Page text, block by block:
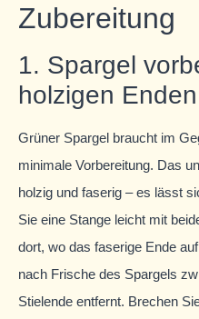
Zubereitung
1. Spargel
holzigen
Grüner Spargel braucht im
minimale Vorbereitung. Das
holzig und faserig – es lässt
Sie eine Stange leicht mit
dort, wo das faserige Ende
nach Frische des Spargels
Stielende entfernt. Brechen